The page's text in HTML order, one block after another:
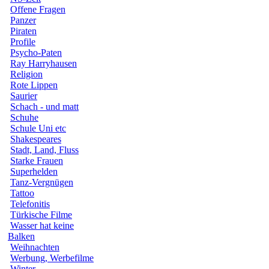
Offene Fragen
Panzer
Piraten
Profile
Psycho-Paten
Ray Harryhausen
Religion
Rote Lippen
Saurier
Schach - und matt
Schuhe
Schule Uni etc
Shakespeares
Stadt, Land, Fluss
Starke Frauen
Superhelden
Tanz-Vergnügen
Tattoo
Telefonitis
Türkische Filme
Wasser hat keine
Balken
Weihnachten
Werbung, Werbefilme